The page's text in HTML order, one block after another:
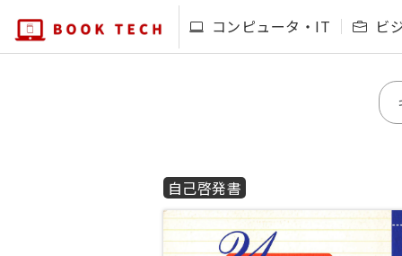
コンピュータ・IT ビ
自己啓発書